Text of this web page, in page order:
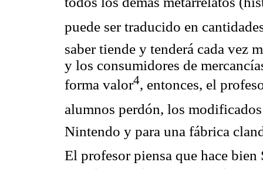
puede ser traducido en
saber tiende y tenderá cada vez
y los consumidores de
forma valor4, entonces, el
alumnos perdón, los
Nintendo y para una fábrica
El profesor piensa que hace bien